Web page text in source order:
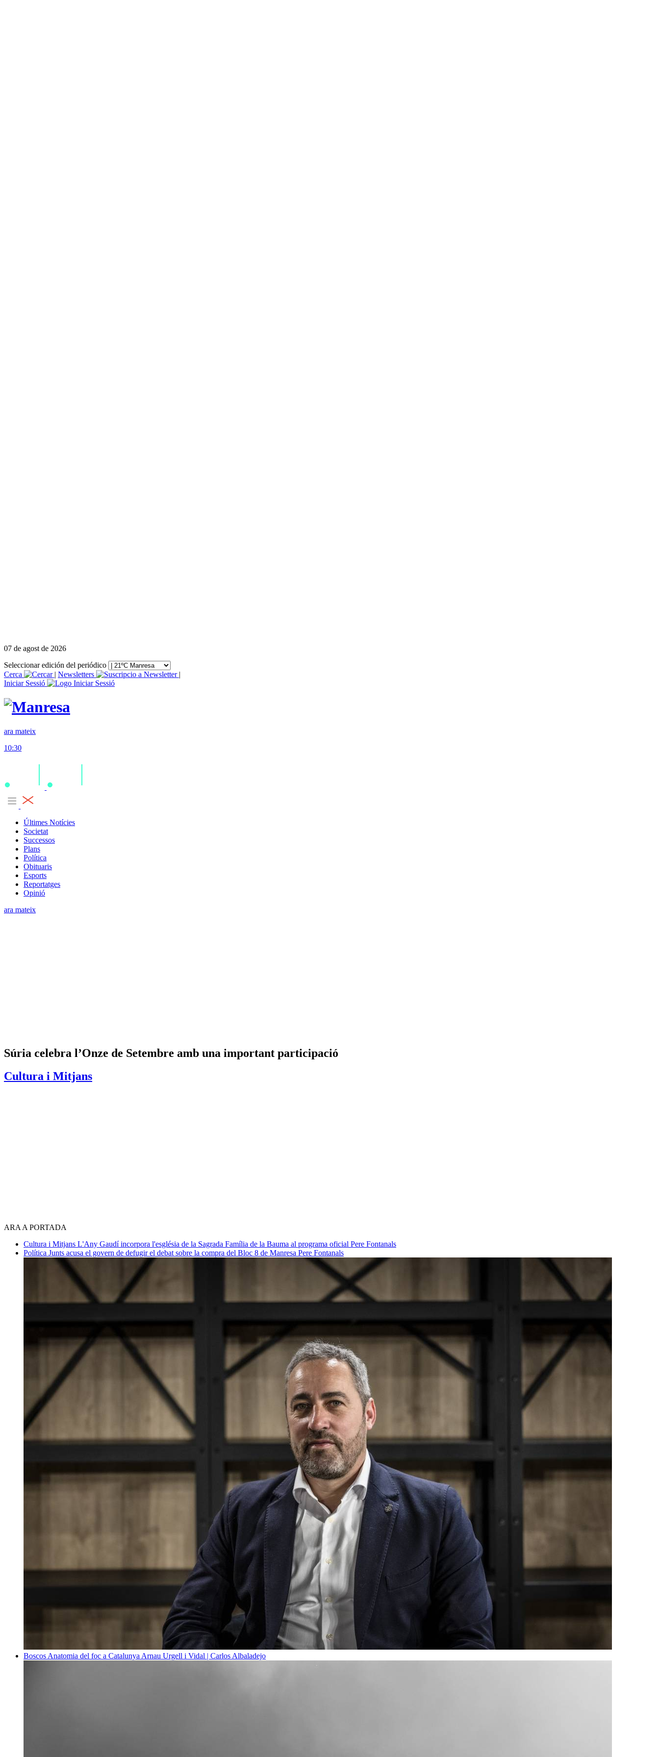
07 de agost de 2026
Seleccionar edición del periódico
Cerca
| Newsletters
|
Iniciar Sessió
ara mateix
10:30
Últimes Notícies
Societat
Successos
Plans
Política
Obituaris
Esports
Reportatges
Opinió
ara mateix
Súria celebra l’Onze de Setembre amb una important participació
Cultura i Mitjans
ARA A PORTADA
Cultura i Mitjans L'Any Gaudí incorpora l'església de la Sagrada Família de la Bauma al programa oficial Pere Fontanals
Política Junts acusa el govern de defugir el debat sobre la compra del Bloc 8 de Manresa Pere Fontanals
Boscos Anatomia del foc a Catalunya Arnau Urgell i Vidal | Carlos Albaladejo